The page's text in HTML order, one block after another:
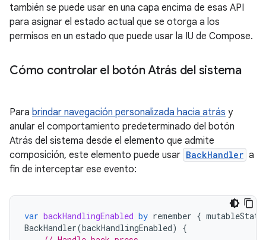
también se puede usar en una capa encima de esas API
para asignar el estado actual que se otorga a los
permisos en un estado que puede usar la IU de Compose.
Cómo controlar el botón Atrás del sistema
Para brindar navegación personalizada hacia atrás y
anular el comportamiento predeterminado del botón
Atrás del sistema desde el elemento que admite
composición, este elemento puede usar BackHandler a
fin de interceptar ese evento:
var backHandlingEnabled by remember {
BackHandler(backHandlingEnabled)
{